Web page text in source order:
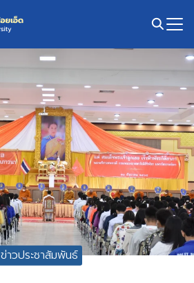
ข่าวประชาสัมพันธ์